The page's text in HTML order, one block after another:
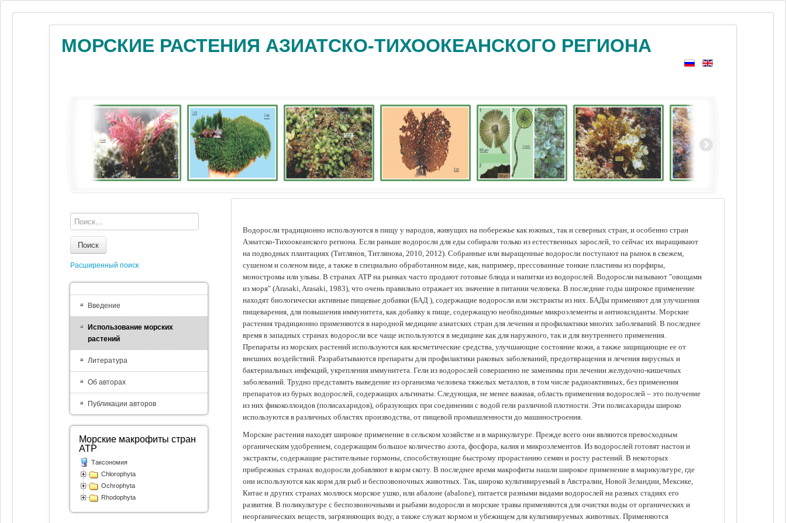
МОРСКИЕ РАСТЕНИЯ АЗИАТСКО-ТИХООКЕАНСКОГО РЕГИОНА
Водоросли традиционно используются в пищу у народов, живущих на побережье как южных, так и северных стран, и особенно стран
Азиатско-Тихоокеанского региона. Если раньше водоросли для еды собирали только из естественных зарослей, то сейчас их выращивают
на подводных плантациях (Tитлянов, Титлянова, 2010, 2012). Собранные или выращенные водоросли поступают на рынок в свежем,
сушеном и соленом виде, а также в специально обработанном виде, как, например, прессованные тонкие пластины из порфиры,
моностромы или ульвы. В странах АТР на рынках часто продают готовые блюда и напитки из водорослей. Водоросли называют "овощами
из моря" (Arasaki, Arasaki, 1983), что очень правильно отражает их значение в питании человека. В последние годы широкое применение
находят биологически активные пищевые добавки (БАД ), содержащие водоросли или экстракты из них. БАДы применяют для улучшения
пищеварения, для повышения иммунитета, как добавку к пище, содержащую необходимые микроэлементы и антиоксиданты. Морские
растения традиционно применяются в народной медицине азиатских стран для лечения и профилактики многих заболеваний. В последнее
время в западных странах водоросли все чаще используются в медицине как для наружного, так и для внутреннего применения.
Препараты из морских растений используются как косметические средства, улучшающие состояние кожи, а также защищающие ее от
внешних воздействий. Разрабатываются препараты для профилактики раковых заболеваний, предотвращения и лечения вирусных и
бактериальных инфекций, укрепления иммунитета. Гели из водорослей совершенно не заменимы при лечении желудочно-кишечных
заболеваний. Трудно представить выведение из организма человека тяжелых металлов, в том числе радиоактивных, без применения
препаратов из бурых водорослей, содержащих альгинаты. Следующая, не менее важная, область применения водорослей – это получение
из них фикоколлоидов (полисахаридов), образующих при соединении с водой гели различной плотности. Эти полисахариды широко
используются в различных областях производства, от пищевой промышленности до машиностроения.
Морские растения находят широкое применение в сельском хозяйстве и в марикультуре. Прежде всего они являются превосходным
органическим удобрением, содержащим большое количество азота, фосфора, калия и микроэлементов. Из водорослей готовят настои и
экстракты, содержащие растительные гормоны, способствующие быстрому прорастанию семян и росту растений. В некоторых
прибрежных странах водоросли добавляют в корм скоту. В последнее время макрофиты нашли широкое применение в марикультуре, где
они используются как корм для рыб и беспозвоночных животных. Так, широко культивируемый в Австралии, Новой Зеландии, Мексике,
Китае и других странах моллюск морское ушко, или абалоне (abalone), питается разными видами водорослей на разных стадиях его
развития. В поликультуре с беспозвоночными и рыбами водоросли и морские травы применяются для очистки воды от органических и
неорганических веществ, загрязняющих воду, а также служат кормом и убежищем для культивируемых животных. Применяются
Поиск
Расширенный поиск
Введение
Использование морских
растений
Литература
Об авторах
Публикации авторов
Морские макрофиты стран
АТР
Таксономия
Chlorophyta
Ochrophyta
Rhodophyta